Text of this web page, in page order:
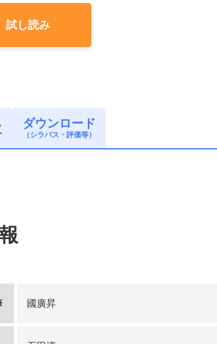
試し読み
ダウンロード
（シラバス・評価等）
國廣昇